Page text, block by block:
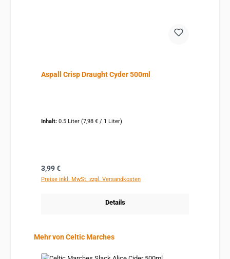
Aspall Crisp Draught Cyder 500ml
Inhalt: 0.5 Liter (7,98 € / 1 Liter)
Regulärer Preis:
3,99 €
Preise inkl. MwSt. zzgl. Versandkosten
Details
Produktgalerie überspringen
Mehr von Celtic Marches